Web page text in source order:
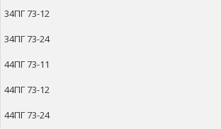
34ПГ 73-12
34ПГ 73-24
44ПГ 73-11
44ПГ 73-12
44ПГ 73-24